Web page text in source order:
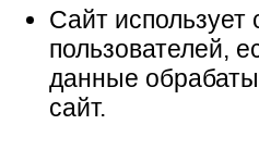
Сайт
пользователей,
данные
сайт.